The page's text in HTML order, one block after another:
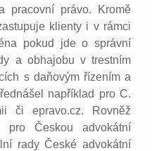
pracovní právo. Kromě
klienty i v rámci
pokud jde o správní
a obhajobu v trestním
s daňovým řízením a
například pro C.
či epravo.cz. Rovněž
pro Českou advokátní
rady České advokátní